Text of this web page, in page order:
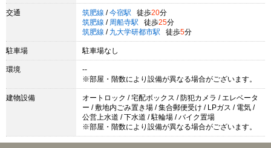
交通 筑肥線 / 今宿駅 徒歩20分
筑肥線 / 周船寺駅 徒歩25分
筑肥線 / 九大学研都市駅 徒歩5分
駐車場 駐車場なし
環境
--
※部屋・階数により設備が異なる場合がございます。
建物設備
オートロック / 宅配ボックス / 防犯カメラ / エレベータ
ー / 敷地内ごみ置き場 / 集合郵便受け / LPガス / 電気 /
公営上水道 / 下水道 / 駐輪場 / バイク置場
※部屋・階数により設備が異なる場合がございます。